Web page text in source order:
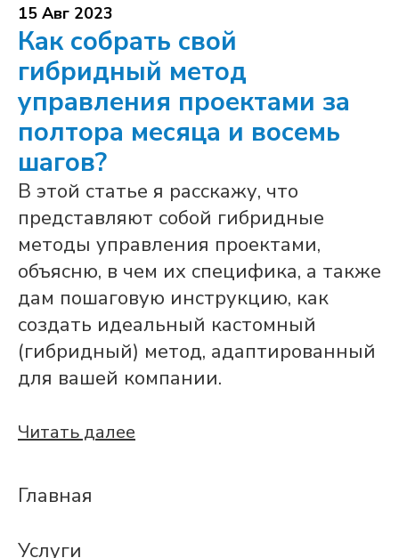
Главная
Услуги
15 Авг 2023
Как собрать свой
гибридный метод
управления проектами за
полтора месяца и восемь
шагов?
В этой статье я расскажу, что
представляют собой гибридные
методы управления проектами,
объясню, в чем их специфика, а также
дам пошаговую инструкцию, как
создать идеальный кастомный
(гибридный) метод, адаптированный
для вашей компании.
Читать далее